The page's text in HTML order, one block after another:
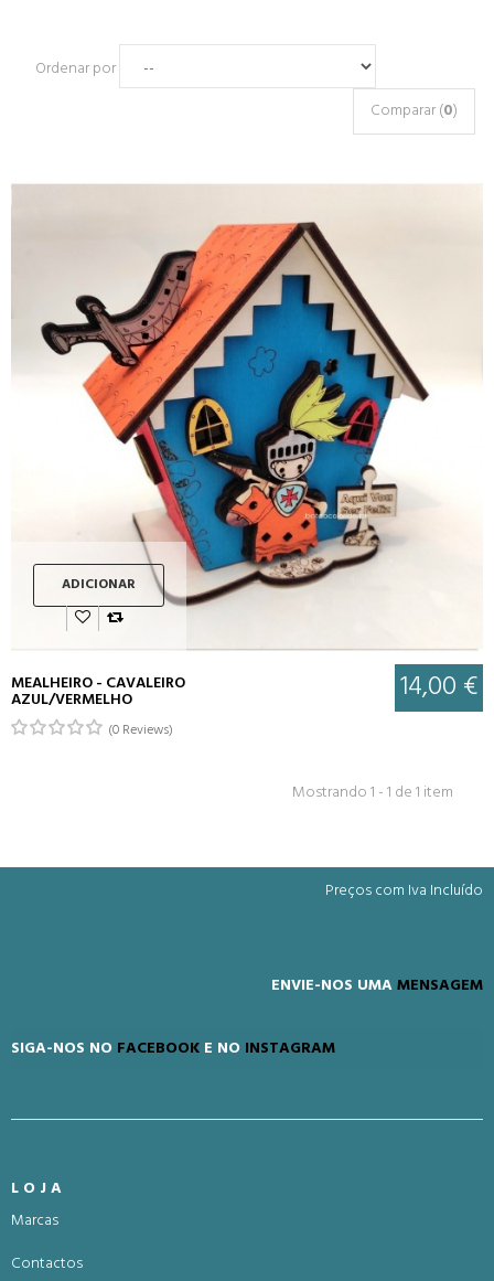
Ordenar por
Comparar (0)
ADICIONAR
MEALHEIRO - CAVALEIRO
AZUL/VERMELHO 14,00 €
(0 Reviews)
Mostrando 1 - 1 de 1 item
Preços com Iva Incluído
ENVIE-NOS UMAMENSAGEM
SIGA-NOS NO FACEBOOK E NO INSTAGRAM
LOJA
Marcas
Contactos